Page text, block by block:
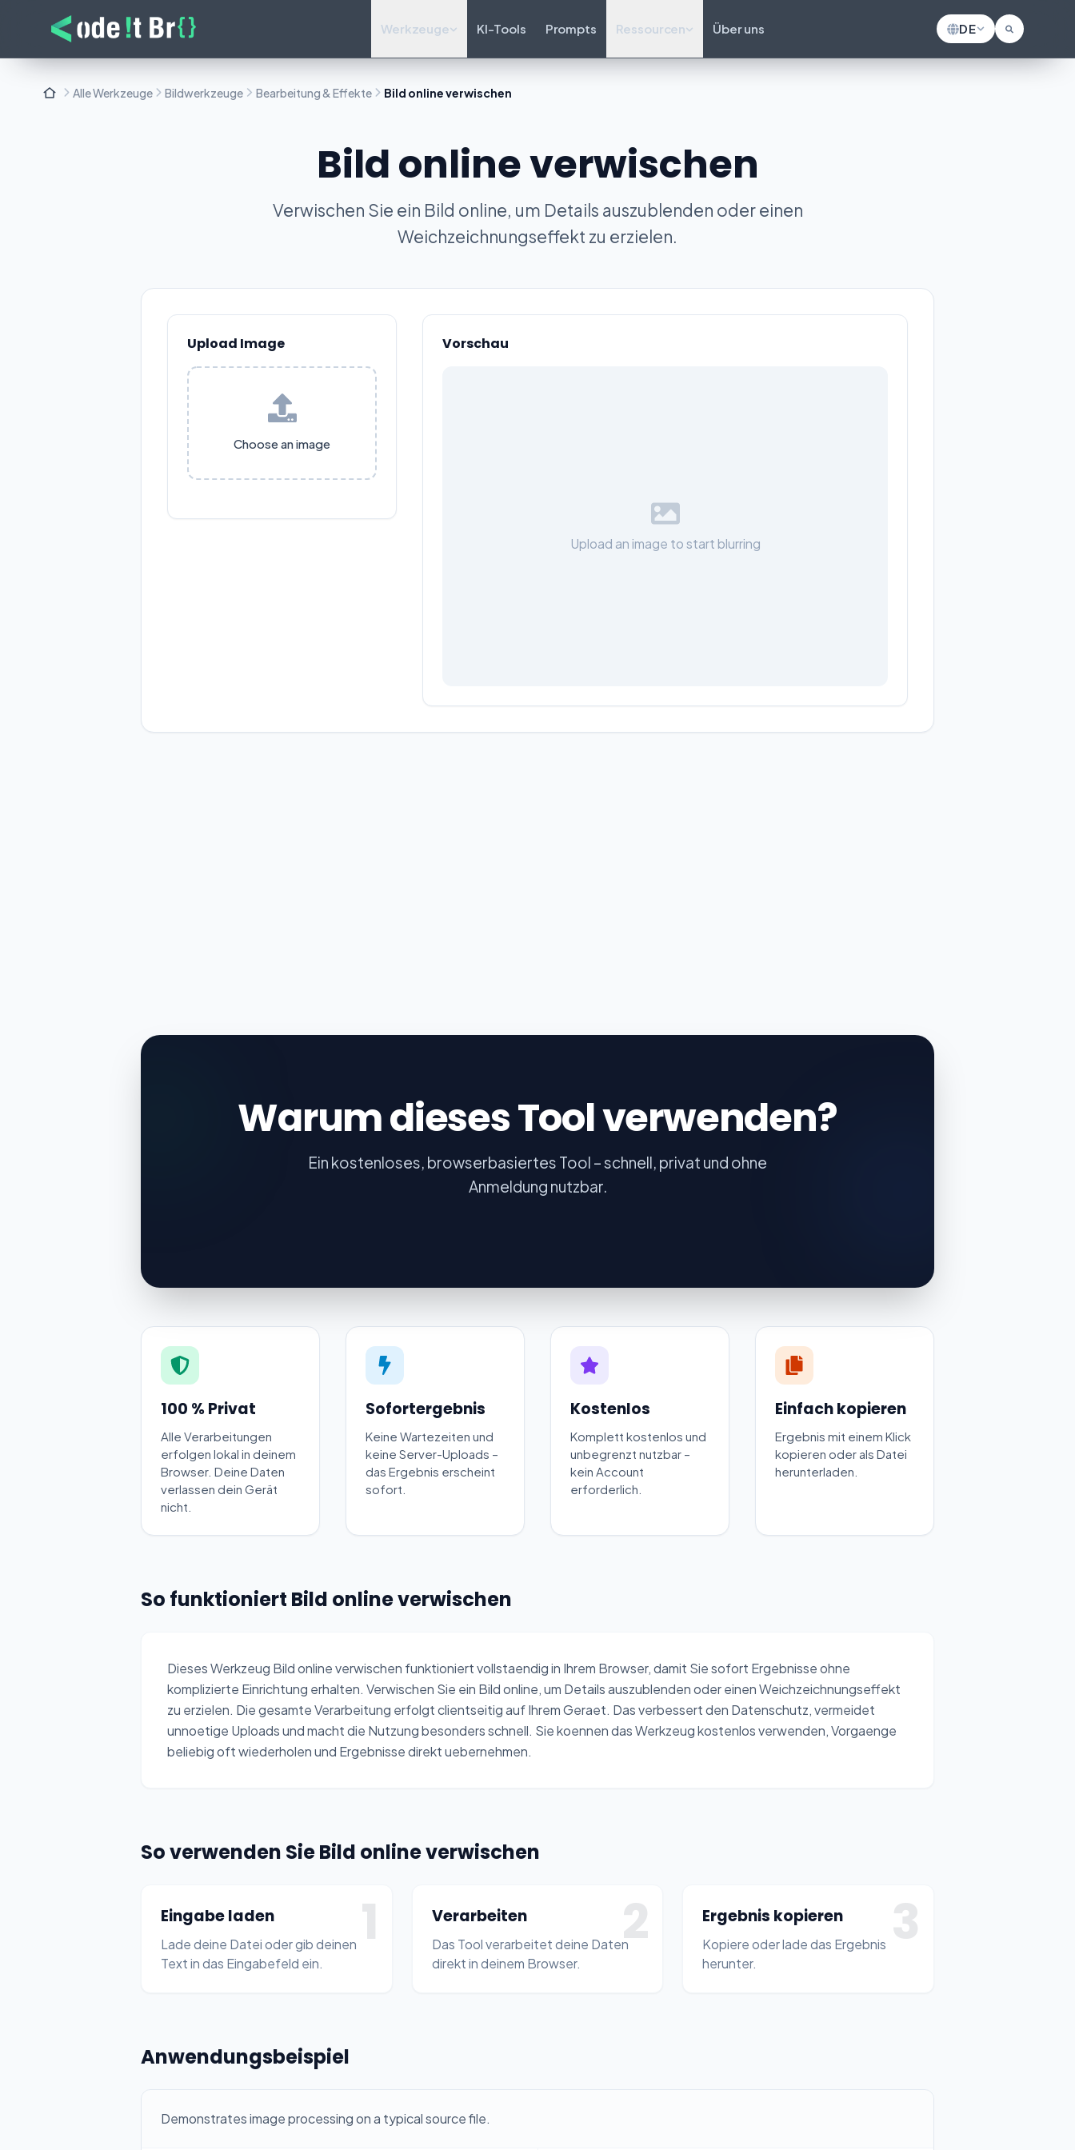
Werkzeuge KI-Tools Prompts Ressourcen Über uns DE
Alle Werkzeuge Bildwerkzeuge Bearbeitung & Effekte Bild online verwischen
Bild online verwischen
Verwischen Sie ein Bild online, um Details auszublenden oder einen
Weichzeichnungseffekt zu erzielen.
Upload Image
Choose an image
Vorschau
Upload an image to start blurring
Warum dieses Tool verwenden?
Ein kostenloses, browserbasiertes Tool – schnell, privat und ohne
Anmeldung nutzbar.
100 % Privat
Alle Verarbeitungen
erfolgen lokal in deinem
Browser. Deine Daten
verlassen dein Gerät
nicht.
Sofortergebnis
Keine Wartezeiten und
keine Server-Uploads –
das Ergebnis erscheint
sofort.
Kostenlos
Komplett kostenlos und
unbegrenzt nutzbar –
kein Account
erforderlich.
Einfach kopieren
Ergebnis mit einem Klick
kopieren oder als Datei
herunterladen.
So funktioniert Bild online verwischen
Dieses Werkzeug Bild online verwischen funktioniert vollstaendig in Ihrem Browser, damit Sie sofort Ergebnisse ohne
komplizierte Einrichtung erhalten. Verwischen Sie ein Bild online, um Details auszublenden oder einen Weichzeichnungseffekt
zu erzielen. Die gesamte Verarbeitung erfolgt clientseitig auf Ihrem Geraet. Das verbessert den Datenschutz, vermeidet
unnoetige Uploads und macht die Nutzung besonders schnell. Sie koennen das Werkzeug kostenlos verwenden, Vorgaenge
beliebig oft wiederholen und Ergebnisse direkt uebernehmen.
So verwenden Sie Bild online verwischen
1
Eingabe laden
Lade deine Datei oder gib deinen
Text in das Eingabefeld ein.
2
Verarbeiten
Das Tool verarbeitet deine Daten
direkt in deinem Browser.
3
Ergebnis kopieren
Kopiere oder lade das Ergebnis
herunter.
Anwendungsbeispiel
Demonstrates image processing on a typical source file.